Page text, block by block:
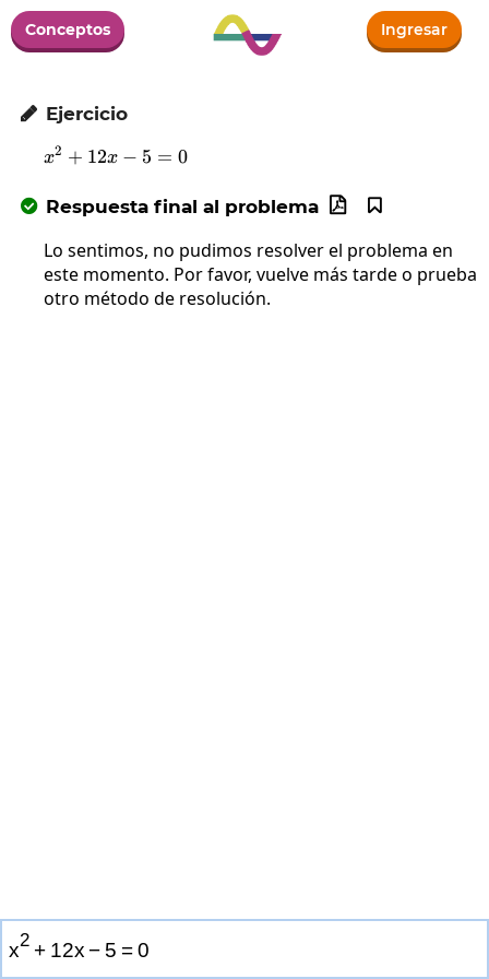
Conceptos Ingresar
 Ejercicio
x^2+12x-5=0
x2 + 12x − 5 = 0
 Respuesta final al problema 

Lo sentimos, no pudimos resolver el problema en
este momento. Por favor, vuelve más tarde o prueba
otro método de resolución.
x2 + 12x − 5 =0